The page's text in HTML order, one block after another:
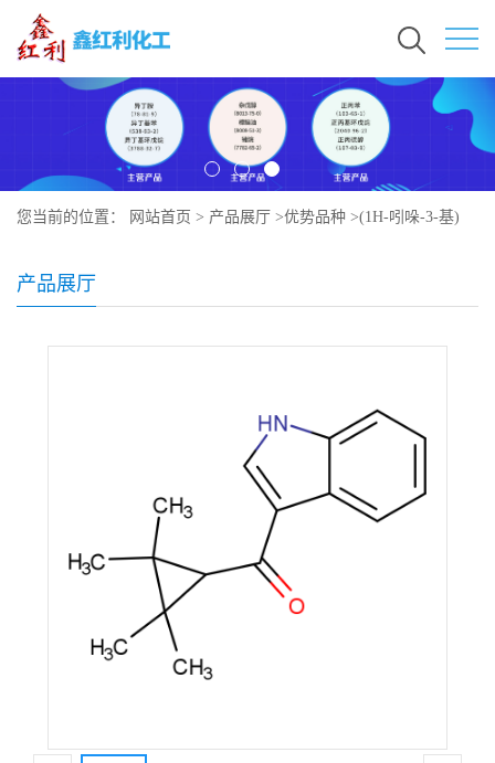
您当前的位置： 网站首页 > 产品展厅 >优势品种 >(1H-吲哚-3-基)
产品展厅